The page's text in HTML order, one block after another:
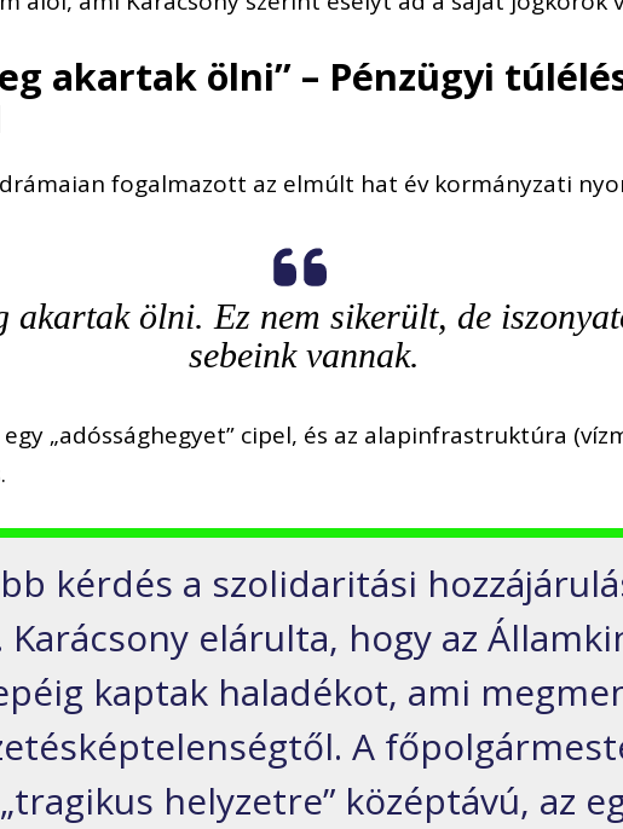
akartak ölni” – Pénzügyi
fogalmazott az elmúlt hat év kormányzati
akartak ölni. Ez nem sikerült, de
sebeink vannak.
„adóssághegyet” cipel, és az alapinfrastruktúra
kérdés a szolidaritási
Karácsony elárulta, hogy az
kaptak haladékot, ami
A
helyzetre” középtávú, az